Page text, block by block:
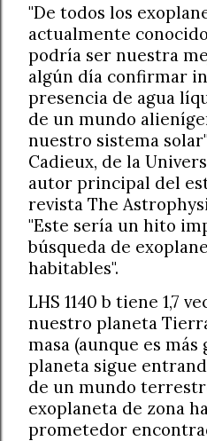
"De todos los
actualmente
podría ser nuestra
algún día confirmar
presencia de agua
de un mundo
nuestro sistema
Cadieux, de la
autor principal del
revista The
"Este sería un hito
búsqueda de
habitables".
LHS 1140 b tiene 1,7
nuestro planeta
masa (aunque es
planeta sigue
de un mundo
exoplaneta de zona
prometedor